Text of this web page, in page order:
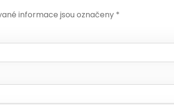
informace jsou označeny *